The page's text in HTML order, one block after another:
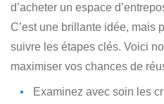
d’acheter un espace
C’est une brillante idée, mais
suivre les étapes clés. Voici
maximiser vos chances de
Examinez avec soin les